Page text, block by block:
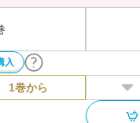
入
件)
1巻から